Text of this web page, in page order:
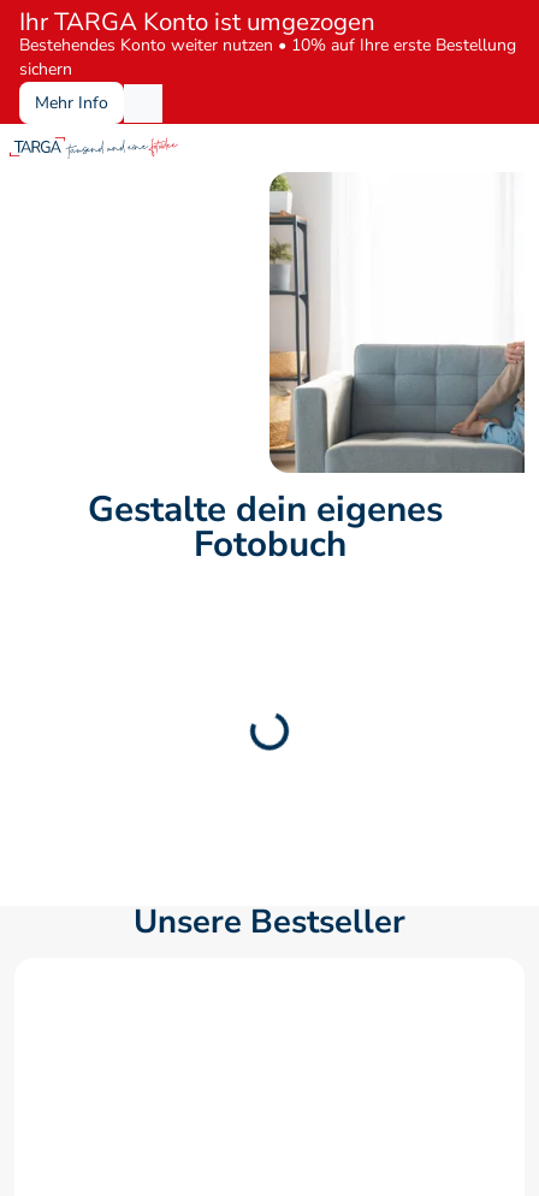
Ihr TARGA Konto ist umgezogen
Bestehendes Konto weiter nutzen • 10% auf Ihre erste Bestellung
sichern
Mehr Info
Gestalte dein eigenes
Fotobuch
Unsere Bestseller